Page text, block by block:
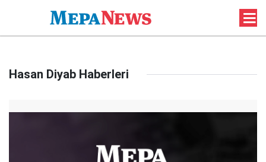
Hasan Diyab Haberleri